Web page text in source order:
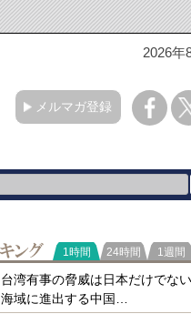
2026年
メルマガ登録
ランキング
1時間 24時間 1週間
台湾有事の脅威は日本だけでな
海域に進出する中国…